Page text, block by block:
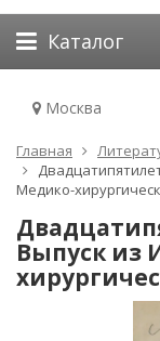
Каталог
Москва
Главная
Медико-
Выпуск из